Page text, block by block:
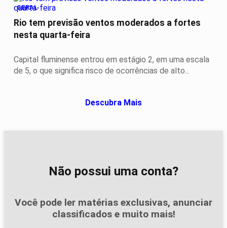
GERAL
Rio tem previsão ventos moderados a fortes
nesta quarta-feira
Capital fluminense entrou em estágio 2, em uma escala
de 5, o que significa risco de ocorrências de alto...
Descubra Mais
Não possui uma conta?
Você pode ler matérias exclusivas, anunciar
classificados e muito mais!